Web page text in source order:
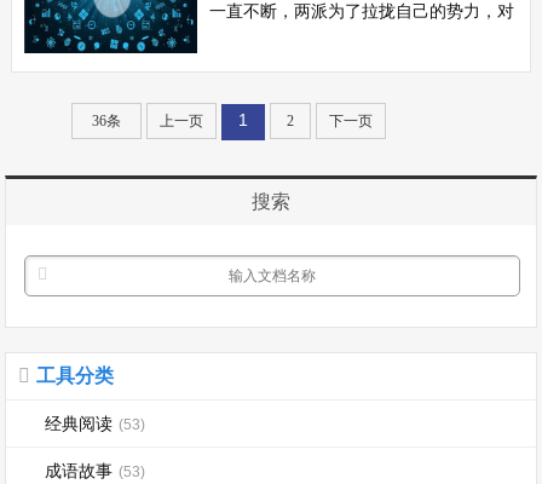
一直不断，两派为了拉拢自己的势力，对
人、厨子等纷纷穿绣面官服。百姓怨声载
胃，骑都尉。烂羊头...
36条 上一页 1 2 下一页
搜索
工具分类
经典阅读 (53)
成语故事 (53)